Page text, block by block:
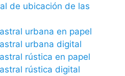
de ubicación de las
urbana en papel
urbana digital
rústica en papel
rústica digital